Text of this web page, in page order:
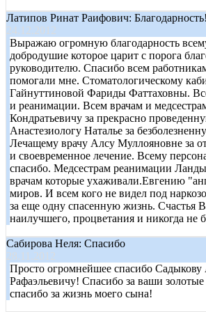
Латипов Ринат Раифович:
24.12.2012
Выражаю огромную благодарность
добродушие которое царит с порога
руководителю. Спасибо всем
помогали мне. Стоматологическому
Гайнуттиновой Фариды Фаттаховны.
и реанимации. Всем врачам и
Кондратьевичу за прекрасно
Анастезиологу Наталье за
Лечащему врачу Алсу Муллояновне за
и своевременное лечение. Всему
спасибо. Медсестрам реанимации
врачам которые ухаживали.Евгению
миров. И всем кого не видел под
за еще одну спасенную жизнь. Счастья
наилучшего, процветания и никогда не
Сабирова Неля: Спасибо
28.11.2012
Просто огромнейшее спасибо Садыкову
Рафаэльевичу! Спасибо за ваши
спасибо за жизнь моего сына!